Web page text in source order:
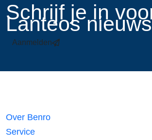
​Schrijf je in
Lanteos
Aanmelden
Over Benro
Service